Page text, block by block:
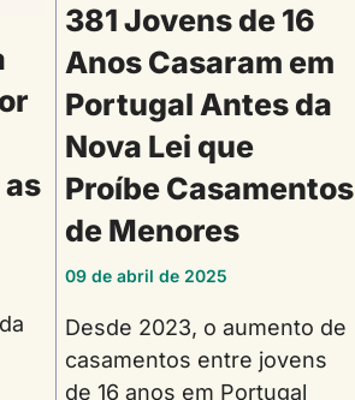
381 Jovens de 16
Anos Casaram em
Portugal Antes da
Nova Lei que
Proíbe Casamentos
de Menores
09 de abril de 2025
Desde 2023, o aumento de
casamentos entre jovens
de 16 anos em Portugal